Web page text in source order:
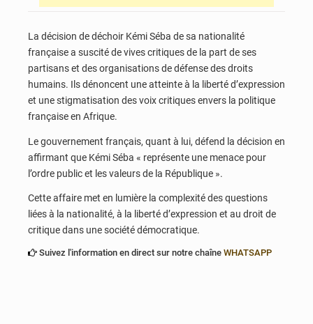
La décision de déchoir Kémi Séba de sa nationalité
française a suscité de vives critiques de la part de ses
partisans et des organisations de défense des droits
humains. Ils dénoncent une atteinte à la liberté d’expression
et une stigmatisation des voix critiques envers la politique
française en Afrique.
Le gouvernement français, quant à lui, défend la décision en
affirmant que Kémi Séba « représente une menace pour
l’ordre public et les valeurs de la République ».
Cette affaire met en lumière la complexité des questions
liées à la nationalité, à la liberté d’expression et au droit de
critique dans une société démocratique.
Suivez l'information en direct sur notre chaîne WHATSAPP